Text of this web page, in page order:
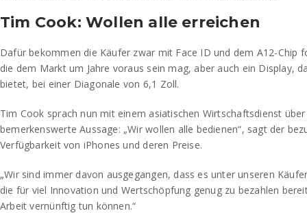
Tim Cook: Wollen alle erreichen
Dafür bekommen die Käufer zwar mit Face ID und dem A12-Chip
die dem Markt um Jahre voraus sein mag, aber auch ein Display,
bietet, bei einer Diagonale von 6,1 Zoll.
Tim Cook sprach nun mit einem asiatischen Wirtschaftsdienst
bemerkenswerte Aussage: „Wir wollen alle bedienen“, sagt der
Verfügbarkeit von iPhones und deren Preise.
„Wir sind immer davon ausgegangen, dass es unter unseren
die für viel Innovation und Wertschöpfung genug zu bezahlen
Arbeit vernünftig tun können.“